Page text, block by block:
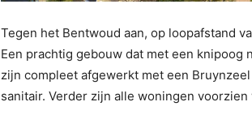
Tegen het Bentwoud aan, op loopafstand
Een prachtig gebouw dat met een
zijn compleet afgewerkt met een
sanitair. Verder zijn alle woningen